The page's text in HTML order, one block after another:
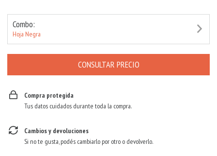
Combo:
Hoja Negra
Compra protegida
Tus datos cuidados durante toda la compra.
Cambios y devoluciones
Si no te gusta, podés cambiarlo por otro o devolverlo.